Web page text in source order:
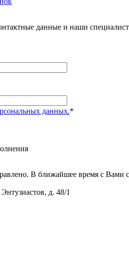
данные и наши
данных.*
В ближайшее время с Вами
д. 48/1